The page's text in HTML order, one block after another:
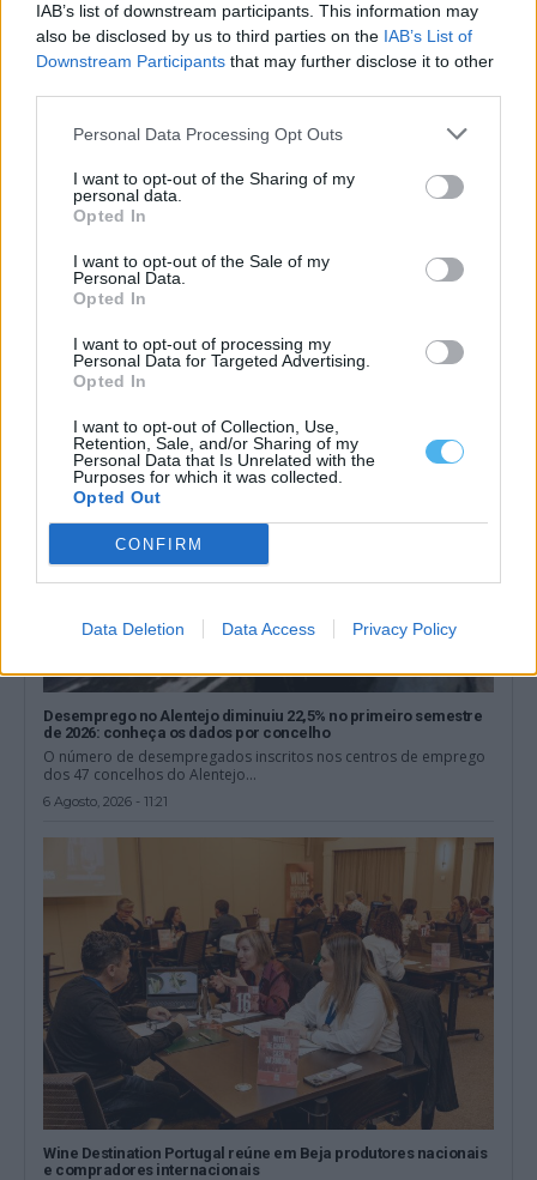
IAB’s list of downstream participants. This information may
also be disclosed by us to third parties on the IAB’s List of
Downstream Participants that may further disclose it to other
Personal Data Processing Opt Outs
I want to opt-out of the Sharing of my
personal data.
Opted In
I want to opt-out of the Sale of my
Personal Data.
Opted In
I want to opt-out of processing my
Personal Data for Targeted Advertising.
Opted In
I want to opt-out of Collection, Use,
Retention, Sale, and/or Sharing of my
Personal Data that Is Unrelated with the
Purposes for which it was collected.
Opted Out
CONFIRM
Data Deletion Data Access Privacy Policy
Arbitragem: Luís Godinho nomeado para jogo do Porto, Pedro
Ramalho no encontro do Benfica
dos árbitros para a jornada...
6 Agosto, 2026 - 11:29
Desemprego no Alentejo diminuiu 22,5% no primeiro semestre
de 2026: conheça os dados por concelho
O número de desempregados inscritos nos centros de emprego
dos 47 concelhos do Alentejo...
6 Agosto, 2026 - 11:21
Wine Destination Portugal reúne em Beja produtores nacionais
e compradores internacionais